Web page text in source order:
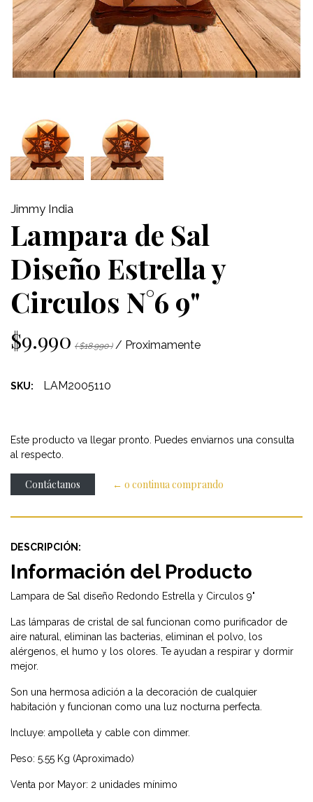
Jimmy India
Lampara de Sal
Diseño Estrella y
Circulos N°6 9"
$9.990 ( $18.990 ) / Proximamente
SKU: LAM2005110
Este producto va llegar pronto. Puedes enviarnos una consulta
al respecto.
Contáctanos ← o continua comprando
DESCRIPCIÓN:
Información del Producto
Lampara de Sal diseño Redondo Estrella y Circulos 9"
Las lámparas de cristal de sal funcionan como purificador de
aire natural, eliminan las bacterias, eliminan el polvo, los
alérgenos, el humo y los olores. Te ayudan a respirar y dormir
mejor.
Son una hermosa adición a la decoración de cualquier
habitación y funcionan como una luz nocturna perfecta.
Incluye: ampolleta y cable con dimmer.
Peso: 5.55 Kg (Aproximado)
Venta por Mayor: 2 unidades mínimo